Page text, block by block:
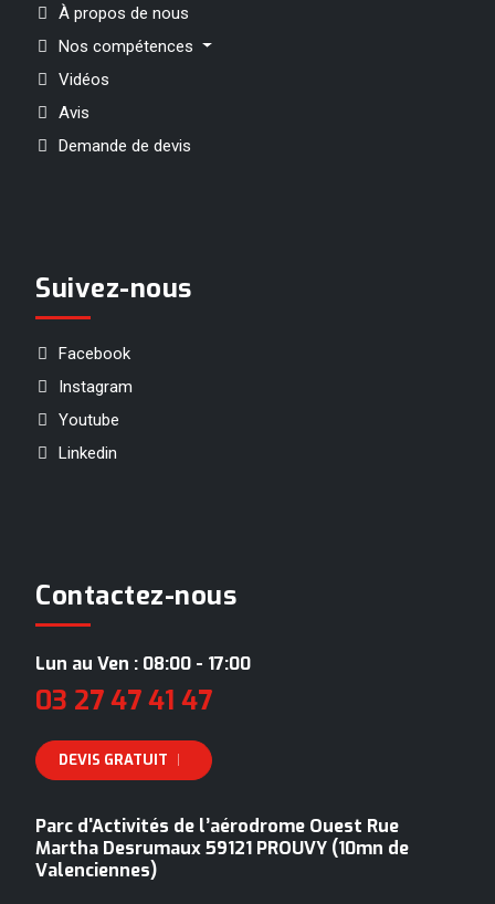
À propos de nous
Nos compétences
Vidéos
Avis
Demande de devis
Suivez-nous
Facebook
Instagram
Youtube
Linkedin
Contactez-nous
Lun au Ven : 08:00 - 17:00
03 27 47 41 47
DEVIS GRATUIT
Parc d'Activités de l’aérodrome Ouest Rue
Martha Desrumaux 59121 PROUVY (10mn de
Valenciennes)